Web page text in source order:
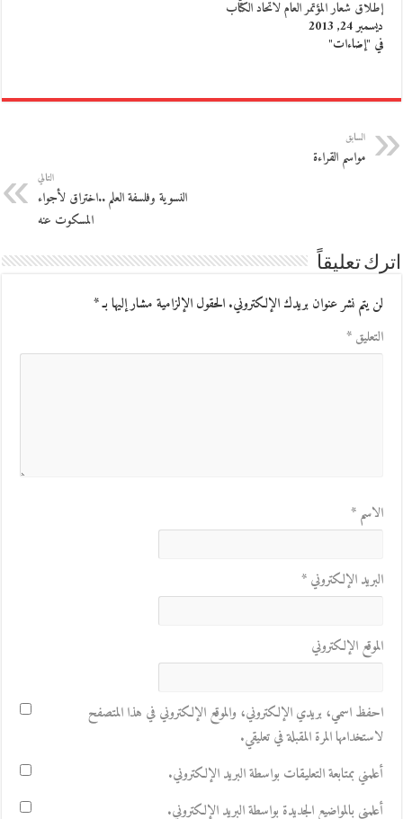
إطلاق شعار المؤتمر العام لاتحاد الكتّاب
ديسمبر 24, 2013
في "إضاءات"
السابق
مواسم القراءة
التالي
النسوية وفلسفة العلم ..اختراق لأجواء
المسكوت عنه
اترك تعليقاً
لن يتم نشر عنوان بريدك الإلكتروني.الحقول الإلزامية مشار إليها بـ*
التعليق*
الاسم*
البريد الإلكتروني*
الموقع الإلكتروني
احفظ اسمي، بريدي الإلكتروني، والموقع الإلكتروني في هذا المتصفح
لاستخدامها المرة المقبلة في تعليقي.
أعلمني بمتابعة التعليقات بواسطة البريد الإلكتروني.
أعلمني بالمواضيع الجديدة بواسطة البريد الإلكتروني.